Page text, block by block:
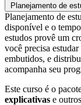
Planejamento de
Planejamento de
disponível e o
estudos provê um
você precisa
embutidos, e
acompanha seu
Este curso é o
explicativas e